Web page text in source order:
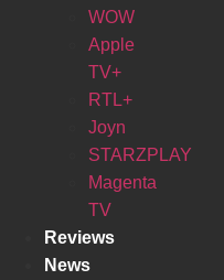
WOW
Apple
TV+
RTL+
Joyn
STARZPLAY
Magenta
TV
Reviews
News